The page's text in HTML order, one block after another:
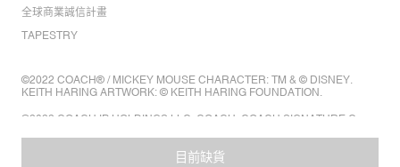
目前缺貨
全球商業誠信計畫
TAPESTRY
©2022 COACH® / MICKEY MOUSE CHARACTER: TM & © DISNEY.
KEITH HARING ARTWORK: © KEITH HARING FOUNDATION.
©2022 COACH IP HOLDINGS LLC. COACH, COACH SIGNATURE C